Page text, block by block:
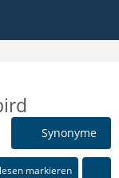
Synonyme
markieren